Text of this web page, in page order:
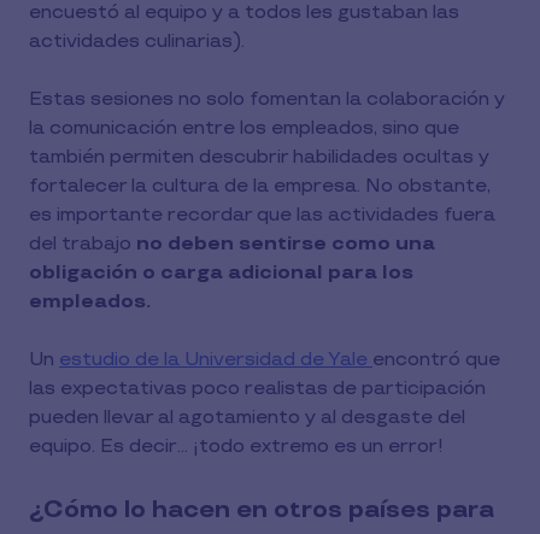
encuestó al equipo y a todos les gustaban las
actividades culinarias).
Estas sesiones no solo fomentan la colaboración y
la comunicación entre los empleados, sino que
también permiten descubrir habilidades ocultas y
fortalecer la cultura de la empresa. No obstante,
es importante recordar que las actividades fuera
del trabajo no deben sentirse como una
obligación o carga adicional para los
empleados.
Un estudio de la Universidad de Yale encontró que
las expectativas poco realistas de participación
pueden llevar al agotamiento y al desgaste del
equipo. Es decir... ¡todo extremo es un error!
¿Cómo lo hacen en otros países para